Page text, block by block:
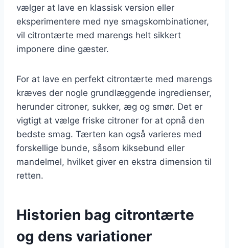
vælger at lave en klassisk version eller
eksperimentere med nye smagskombinationer,
vil citrontærte med marengs helt sikkert
imponere dine gæster.
For at lave en perfekt citrontærte med marengs
kræves der nogle grundlæggende ingredienser,
herunder citroner, sukker, æg og smør. Det er
vigtigt at vælge friske citroner for at opnå den
bedste smag. Tærten kan også varieres med
forskellige bunde, såsom kiksebund eller
mandelmel, hvilket giver en ekstra dimension til
retten.
Historien bag citrontærte
og dens variationer